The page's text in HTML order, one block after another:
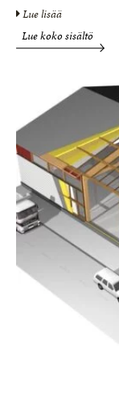
Lue lisää
Lue koko sisältö